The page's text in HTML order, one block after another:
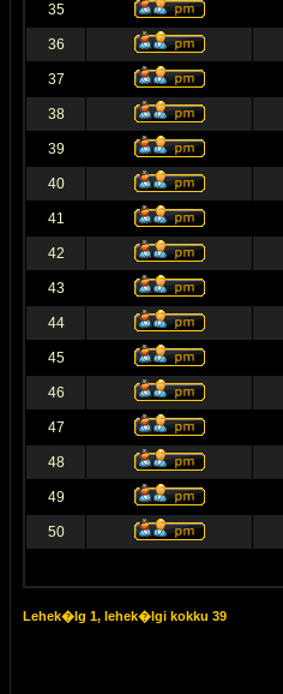
35
36
37
38
39
40
41
42
43
44
45
46
47
48
49
50
Lehek�lg 1, lehek�lgi kokku 39